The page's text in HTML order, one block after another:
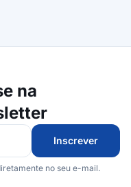
na
Inscrever
no seu e-mail.